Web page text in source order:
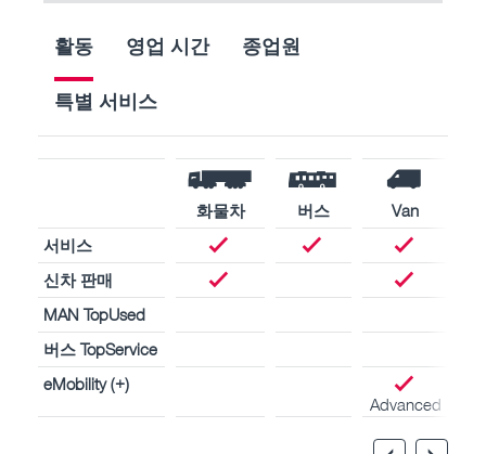
활동 영업 시간 종업원
특별 서비스
화물차 버스
Van
서비스
신차 판매
MAN TopUsed
버스 TopService
eMobility (+)
Advanced